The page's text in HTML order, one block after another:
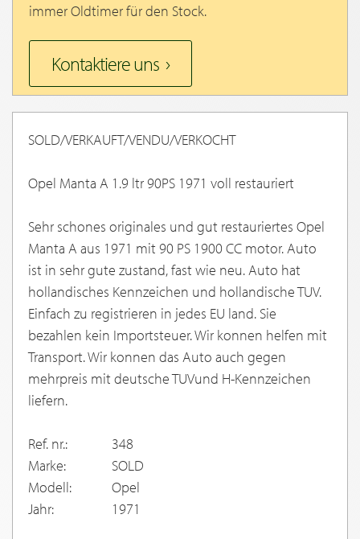
immer Oldtimer für den Stock.
Kontaktiere uns
SOLD/VERKAUFT/VENDU/VERKOCHT
Opel Manta A 1.9 ltr 90PS 1971 voll restauriert
Sehr schones originales und gut restauriertes Opel
Manta A aus 1971 mit 90 PS 1900 CC motor. Auto
ist in sehr gute zustand, fast wie neu. Auto hat
hollandisches Kennzeichen und hollandische TUV.
Einfach zu registrieren in jedes EU land. Sie
bezahlen kein Importsteuer. Wir konnen helfen mit
Transport. Wir konnen das Auto auch gegen
mehrpreis mit deutsche TUVund H-Kennzeichen
liefern.
Ref. nr.:
348
Marke:
SOLD
Modell:
Opel
Jahr:
1971